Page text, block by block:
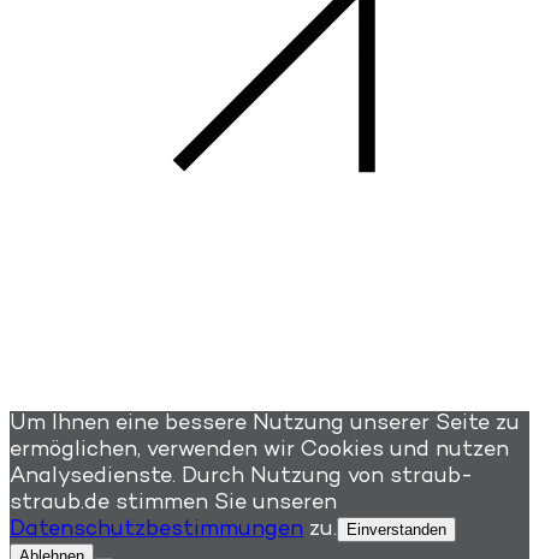
Um Ihnen eine bessere Nutzung unserer Seite zu
ermöglichen, verwenden wir Cookies und nutzen
Analysedienste. Durch Nutzung von straub-
straub.de stimmen Sie unseren
Datenschutzbestimmungen zu.
Einverstanden